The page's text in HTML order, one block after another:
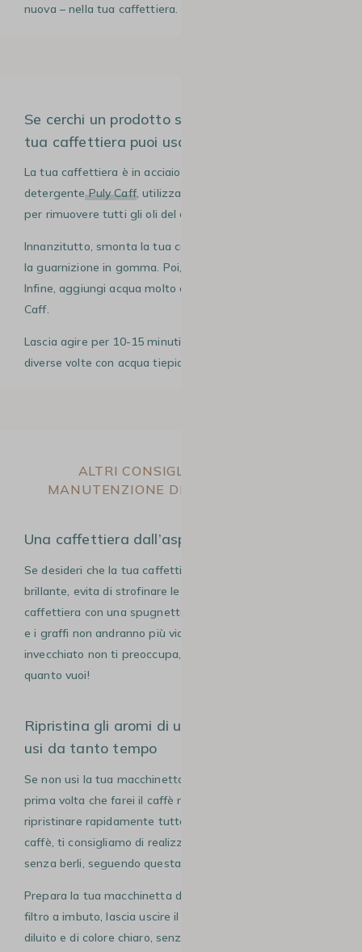
nuova – nella tua caffettiera.
Se cerchi un prodotto specifico per pulire la
tua caffettiera puoi usare Puly Caff
La tua caffettiera è in acciaio inox? Puoi usare il
detergentePuly Caff, utilizzato dai professionisti del caffè
per rimuovere tutti gli oli del caffè.
Innanzitutto, smonta la tua caffettiera mettendo da parte
la guarnizione in gomma. Poi, mettila in una bacinella.
Infine, aggiungi acqua molto calda e 1 bustina di Puly
Caff.
Lascia agire per 10-15 minuti al massimo. Risciacqua
diverse volte con acqua tiepida e fai asciugare.
ALTRI CONSIGLI UTILI PER LA
MANUTENZIONE DELLA CAFFETTIERA
Una caffettiera dall’aspetto vintage
Se desideri che la tua caffettiera resti splendente e
brillante, evita di strofinare le pareti esterne della
caffettiera con una spugnetta abrasiva: rischi di graffiarla
e i graffi non andranno più via. Se invece l’effetto
invecchiato non ti preoccupa, allora strofina la tua moka
quanto vuoi!
Ripristina gli aromi di una caffettiera che non
usi da tanto tempo
Se non usi la tua macchinetta per un lungo periodo, la
prima volta che farei il caffè non sarà buonissimo. Per
ripristinare rapidamente tutto il gusto e l’aroma del tuo
caffè, ti consigliamo di realizzare due o tre caffè ‘leggeri’
senza berli, seguendo questa procedura.
Prepara la tua macchinetta depositando poco caffè nel
filtro a imbuto, lascia uscire il caffè, che risulterà piuttosto
diluito e di colore chiaro, senza versarlo in una tazza, né